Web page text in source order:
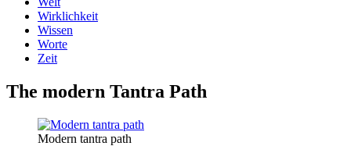
Wirklichkeit
Wissen
Worte
Zeit
The modern Tantra Path
Modern tantra path